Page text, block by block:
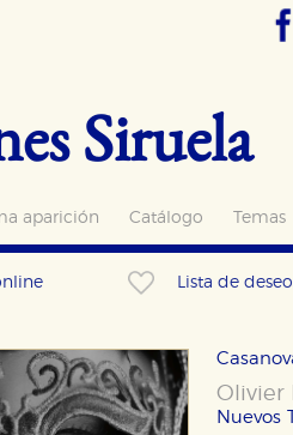
Siruela
aparición Catálogo Temas
Lista de
Olivier
Nuevos